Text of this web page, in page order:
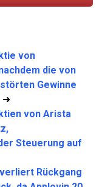
von
die von
Gewinne
von Arista
Steuerung auf
Rückgang